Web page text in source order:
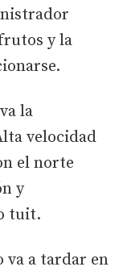
y la
la
velocidad
el norte
y
tuit.
va a tardar en